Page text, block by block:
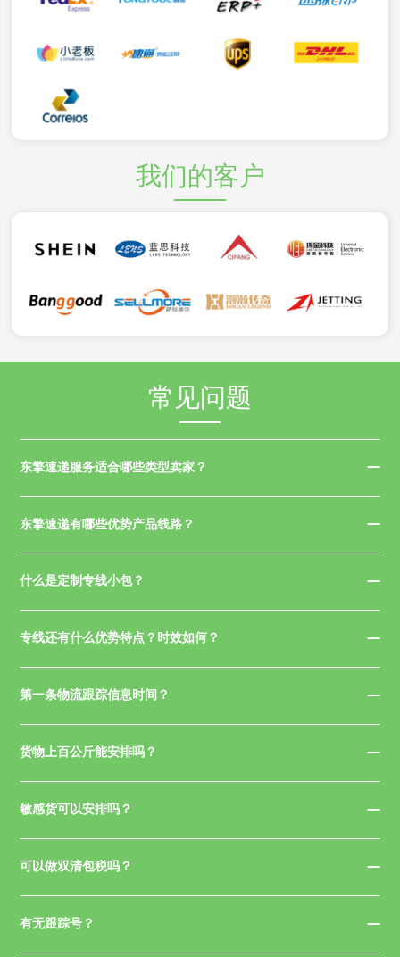
我们的客户
常见问题
东擎速递服务适合哪些类型卖家？
东擎速递有哪些优势产品线路？
什么是定制专线小包？
专线还有什么优势特点？时效如何？
第一条物流跟踪信息时间？
货物上百公斤能安排吗？
敏感货可以安排吗？
可以做双清包税吗？
有无跟踪号？